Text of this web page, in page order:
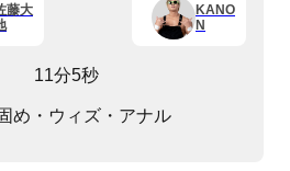
藤大
KANO
N
11分5秒
め・ウィズ・アナル